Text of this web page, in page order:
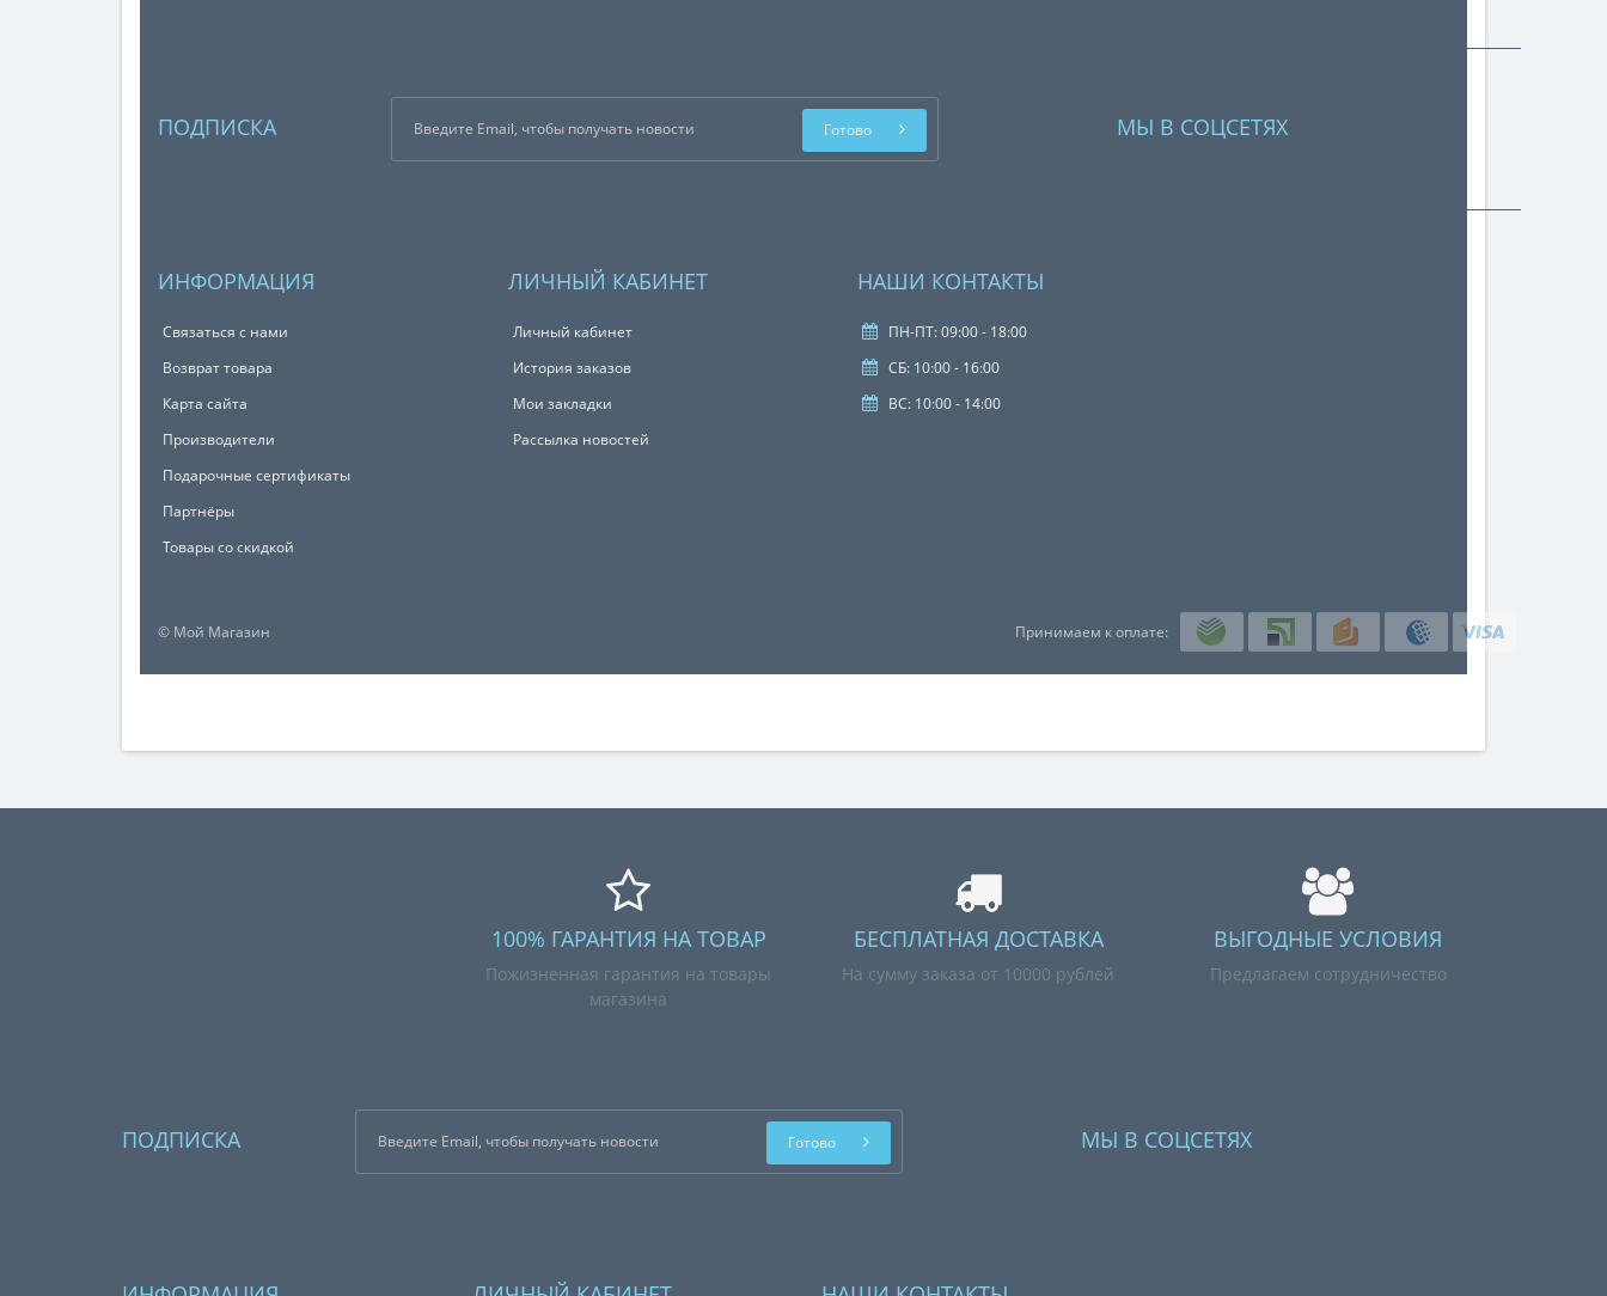
ПОДПИСКА Готово МЫ В СОЦСЕТЯХ
ИНФОРМАЦИЯ
Связаться с нами
Возврат товара
Карта сайта
Производители
Подарочные сертификаты
Партнёры
Товары со скидкой
ЛИЧНЫЙ КАБИНЕТ
Личный кабинет
История заказов
Мои закладки
Рассылка новостей
НАШИ КОНТАКТЫ
ПН-ПТ: 09:00 - 18:00
СБ: 10:00 - 16:00
ВС: 10:00 - 14:00
© Мой Магазин Принимаем к оплате:
100% ГАРАНТИЯ НА ТОВАР
Пожизненная гарантия на товары
магазина
БЕСПЛАТНАЯ ДОСТАВКА
На сумму заказа от 10000 рублей
ВЫГОДНЫЕ УСЛОВИЯ
Предлагаем сотрудничество
ПОДПИСКА Готово МЫ В СОЦСЕТЯХ